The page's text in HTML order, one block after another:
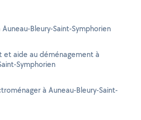
Bleury-Saint-Symphorien
et aide au déménagement à
Symphorien
à Auneau-Bleury-Saint-